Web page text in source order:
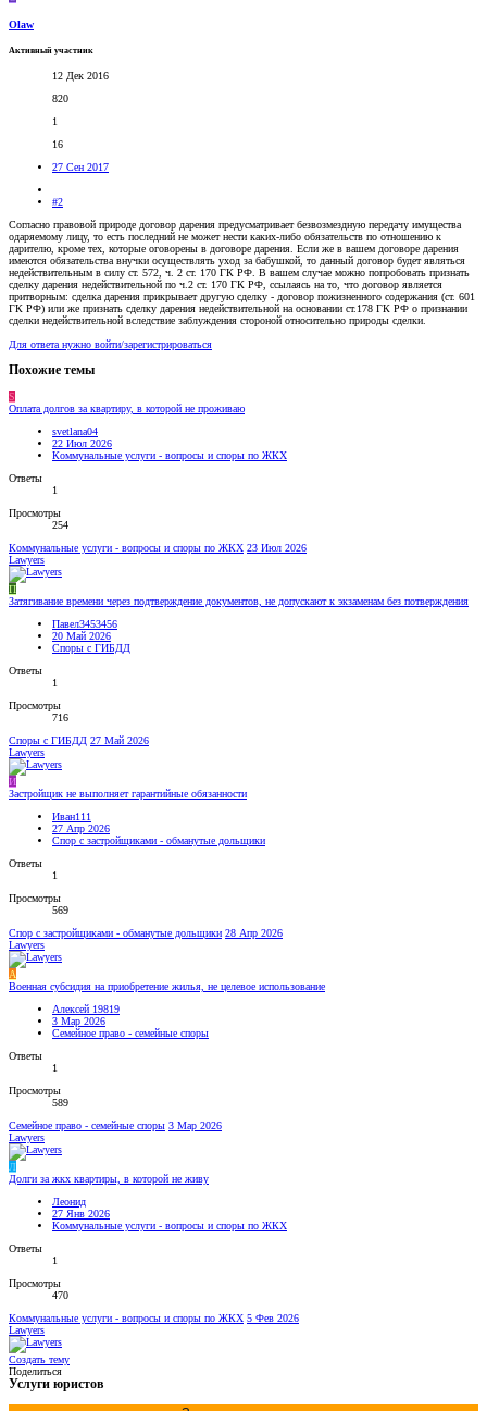
Olaw
Активный участник
12 Дек 2016
820
1
16
27 Сен 2017
#2
Согласно правовой природе договор дарения предусматривает безвозмездную передачу имущества
одаряемому лицу, то есть последний не может нести каких-либо обязательств по отношению к
дарителю, кроме тех, которые оговорены в договоре дарения. Если же в вашем договоре дарения
имеются обязательства внучки осуществлять уход за бабушкой, то данный договор будет являться
недействительным в силу ст. 572, ч. 2 ст. 170 ГК РФ. В вашем случае можно попробовать признать
сделку дарения недействительной по ч.2 ст. 170 ГК РФ, ссылаясь на то, что договор является
притворным: сделка дарения прикрывает другую сделку - договор пожизненного содержания (ст. 601
ГК РФ) или же признать сделку дарения недействительной на основании ст.178 ГК РФ о признании
сделки недействительной вследствие заблуждения стороной относительно природы сделки.
Для ответа нужно войти/зарегистрироваться
Похожие темы
S
Оплата долгов за квартиру, в которой не проживаю
svetlana04
22 Июл 2026
Коммунальные услуги - вопросы и споры по ЖКХ
Ответы
1
Просмотры
254
Коммунальные услуги - вопросы и споры по ЖКХ 23 Июл 2026
Lawyers
П
Затягивание времени через подтверждение документов, не допускают к экзаменам без потверждения
Павел3453456
20 Май 2026
Споры с ГИБДД
Ответы
1
Просмотры
716
Споры с ГИБДД 27 Май 2026
Lawyers
И
Застройщик не выполняет гарантийные обязанности
Иван111
27 Апр 2026
Спор с застройщиками - обманутые дольщики
Ответы
1
Просмотры
569
Спор с застройщиками - обманутые дольщики 28 Апр 2026
Lawyers
А
Военная субсидия на приобретение жилья, не целевое использование
Алексей 19819
3 Мар 2026
Семейное право - семейные споры
Ответы
1
Просмотры
589
Семейное право - семейные споры 3 Мар 2026
Lawyers
Л
Долги за жкх квартиры, в которой не живу
Леонид
27 Янв 2026
Коммунальные услуги - вопросы и споры по ЖКХ
Ответы
1
Просмотры
470
Коммунальные услуги - вопросы и споры по ЖКХ 5 Фев 2026
Lawyers
Создать тему
Поделиться
Услуги юристов